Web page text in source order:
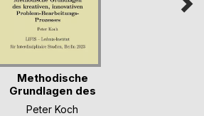
Methodische
Grundlagen des
kreativ(...)
Peter Koch